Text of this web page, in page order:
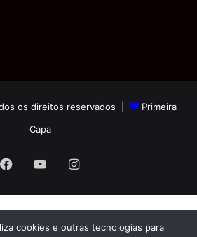
os direitos reservados |
Primeira
Capa
Facebook
YouTubeInstagram
cookies e outras tecnologias para